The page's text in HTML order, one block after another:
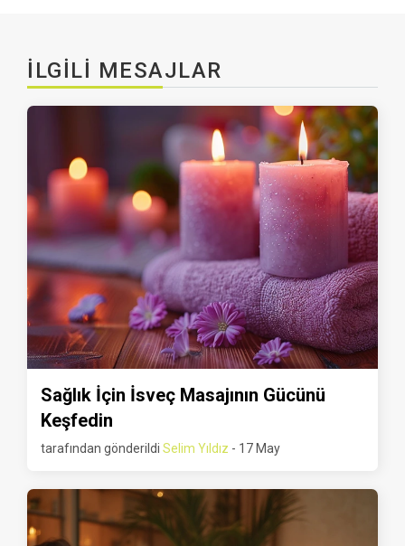
İLGILI MESAJLAR
Sağlık İçin İsveç Masajının Gücünü
Keşfedin
tarafından gönderildi Selim Yıldız - 17 May